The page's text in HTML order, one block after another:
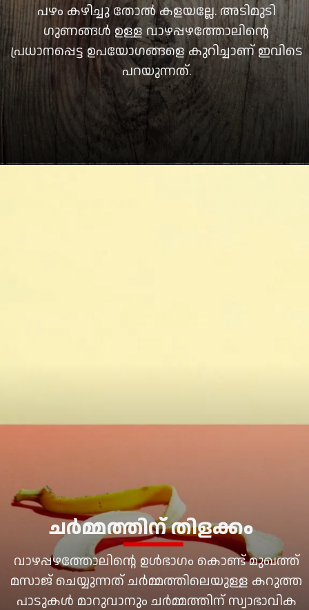
പഴം കഴിച്ചു തോൽ കളയല്ലേ. അടിമുടി
ഗുണങ്ങൾ ഉള്ള വാഴപ്പഴത്തോലിന്റെ
പ്രധാനപ്പെട്ട ഉപയോഗങ്ങളെ കുറിച്ചാണ് ഇവിടെ
പറയുന്നത്.
വാഴപ്പഴത്തോലിന്റെ ഉൾഭാഗം കൊണ്ട് മുഖത്ത്
മസാജ് ചെയ്യുന്നത് ചർമ്മത്തിലെയുള്ള കറുത്ത
പാടുകൾ മാറുവാനും ചർമ്മത്തിന് സ്വാഭാവിക
ചർമ്മത്തിന് തിളക്കം